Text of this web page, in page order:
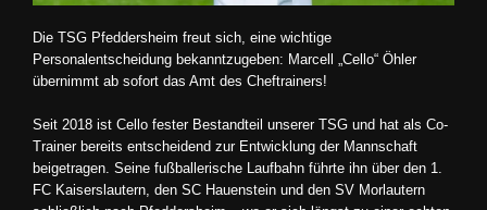
Die TSG Pfeddersheim freut sich, eine wichtige
Personalentscheidung bekanntzugeben: Marcell „Cello“ Öhler
übernimmt ab sofort das Amt des Cheftrainers!
Seit 2018 ist Cello fester Bestandteil unserer TSG und hat als Co-
Trainer bereits entscheidend zur Entwicklung der Mannschaft
beigetragen. Seine fußballerische Laufbahn führte ihn über den 1.
FC Kaiserslautern, den SC Hauenstein und den SV Morlautern